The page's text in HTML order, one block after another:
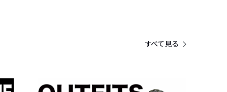
すべて見る